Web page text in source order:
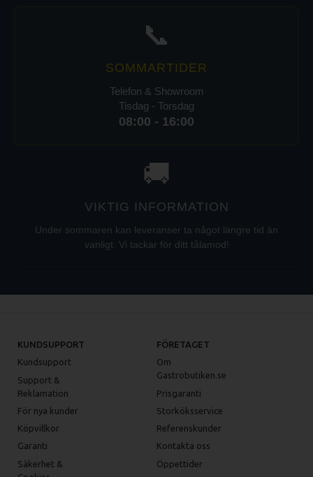
📞
SOMMARTIDER
Telefon & Showroom
Tisdag - Torsdag
08:00 - 16:00
🚚
VIKTIG INFORMATION
Under sommaren kan leveranser ta något längre tid än
vanligt. Vi tackar för ditt tålamod!
KUNDSUPPORT
Kundsupport
Support &
Reklamation
För nya kunder
Köpvillkor
Garanti
Säkerhet &
FÖRETAGET
Om
Gastrobutiken.se
Prisgaranti
Storköksservice
Referenskunder
Kontakta oss
Öppettider